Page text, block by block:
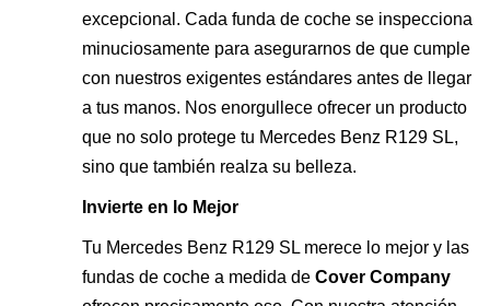
excepcional. Cada funda de coche se inspecciona
minuciosamente para asegurarnos de que cumple
con nuestros exigentes estándares antes de llegar
a tus manos. Nos enorgullece ofrecer un producto
que no solo protege tu Mercedes Benz R129 SL,
sino que también realza su belleza.
Invierte en lo Mejor
Tu Mercedes Benz R129 SL merece lo mejor y las
fundas de coche a medida de Cover Company